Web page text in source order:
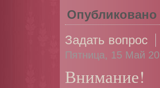
Опубликовано
Задать вопрос
Пятница, 15 Май
Внимание!